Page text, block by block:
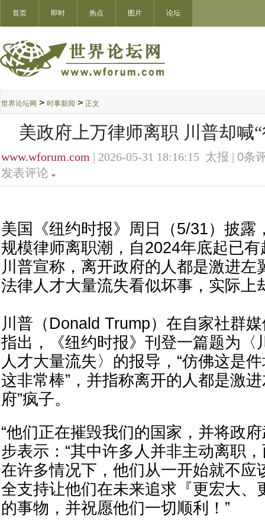
首页 即时 热点 图片 论坛
世界论坛网 > 时事新闻 > 正文
美政府上万律师离职 川普却喊
www.wforum.com | 2026-05-31 18:16:15 太报 | 0条
发表评论
美国《纽约时报》周日（5/31）披露
规模律师离职潮，自2024年底起已
川普宣称，离开政府的人都是激进左
法律人才大量流失看似坏事，实际上
川普（Donald Trump）在自家社群
指出，《纽约时报》刊登一篇题为〈
人才大量流失〉的报导，“仿佛这是
这非常棒”，并指称离开的人都是激
府”疯子。
“他们正在摧毁我们的国家，并将政
步表示：“其中许多人并非主动离职
在许多情况下，他们从一开始就不应
全支持让他们在未来追求『更宏大、
的事物，并祝愿他们一切顺利！”